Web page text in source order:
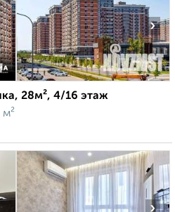
›
28м², 4/16 этаж
м²
›